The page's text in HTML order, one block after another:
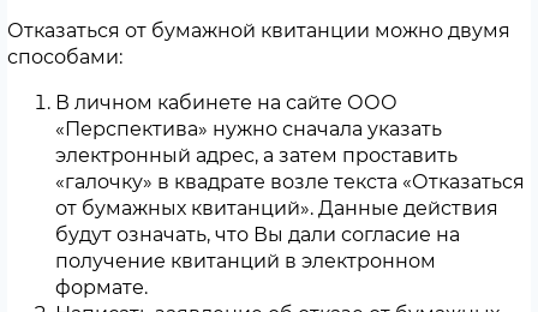
Отказаться от бумажной квитанции можно двумя
способами:
В личном кабинете на сайте ООО
«Перспектива» нужно сначала указать
электронный адрес, а затем проставить
«галочку» в квадрате возле текста «Отказаться
от бумажных квитанций». Данные действия
будут означать, что Вы дали согласие на
получение квитанций в электронном
формате.